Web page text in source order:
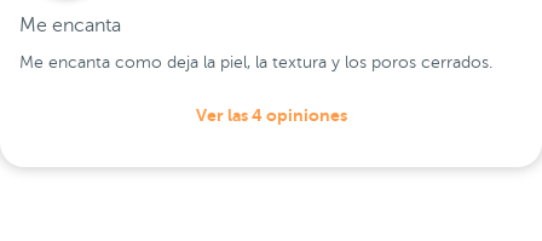
Me encanta
Me encanta como deja la piel, la textura y los poros cerrados.
Ver las 4 opiniones